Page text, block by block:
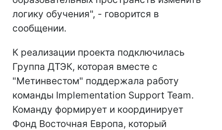
логику обучения", - говорится в
сообщении.
К реализации проекта подключилась
Группа ДТЭК, которая вместе с
"Метинвестом" поддержала работу
команды Implementation Support Team.
Команду формирует и координирует
Фонд Восточная Европа, который